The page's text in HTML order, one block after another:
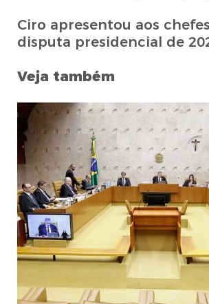
Ciro apresentou aos
disputa presidencial de
Veja também